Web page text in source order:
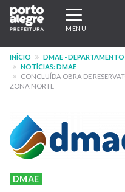
Pular
para
conteúdo
principal
Expandir/
navegação
MENU
INÍCIO
DMAE -
NOTÍCIAS: DMAE
CONCLUÍDA OBRA DE
ZONA NORTE
DMAE